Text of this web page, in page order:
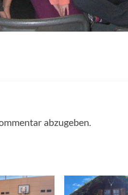
abzugeben.